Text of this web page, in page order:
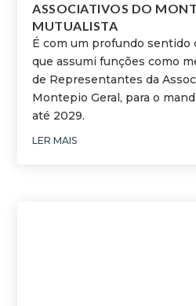
ASSOCIATIVOS DO
MUTUALISTA
É com um profundo sentido
que assumi funções como
de Representantes da
Montepio Geral, para o
até 2029.
LER MAIS